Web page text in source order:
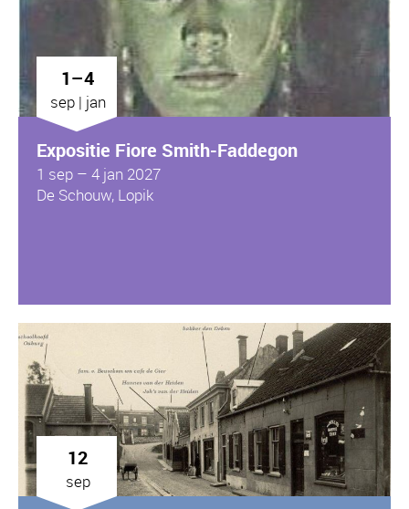
1–4
sep | jan
Expositie Fiore Smith-Faddegon
1 sep – 4 jan 2027
De Schouw, Lopik
12
sep